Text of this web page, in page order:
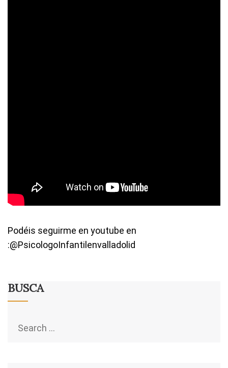
Podéis seguirme en youtube en
:@PsicologoInfantilenvalladolid
BUSCA